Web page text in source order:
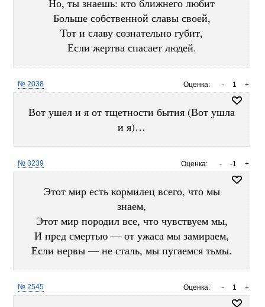
Но, ты знаешь: кто ближнего любит
Больше собственной славы своей,
Тот и славу сознательно губит,
Если жертва спасает людей.
Оценка: +
1
-
№ 2038
Вот ушел и я от тщетности бытия (Вот ушла
и я)…
Оценка: +
-1
-
№ 3239
Этот мир есть кормилец всего, что мы
знаем,
Этот мир породил все, что чувствуем мы,
И пред смертью — от ужаса мы замираем,
Если нервы — не сталь, мы пугаемся тьмы.
Оценка: +
1
-
№ 2545